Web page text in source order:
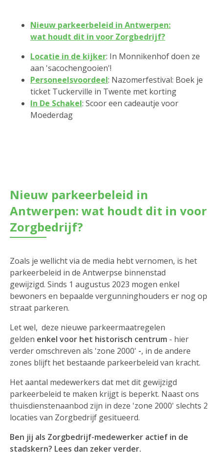
Nieuw parkeerbeleid in Antwerpen:
wat houdt dit in voor Zorgbedrijf?
Locatie in de kijker: In Monnikenhof doen ze
aan 'sacochengooien'!
Personeelsvoordeel: Nazomerfestival: Boek je
ticket Tuckerville in Twente met korting
In De Schakel: Scoor een cadeautje voor
Moederdag
Nieuw parkeerbeleid in
Antwerpen: wat houdt dit in voor
Zorgbedrijf?
Zoals je wellicht via de media hebt vernomen, is het
parkeerbeleid in de Antwerpse binnenstad
gewijzigd. Sinds 1 augustus 2023 mogen enkel
bewoners en bepaalde vergunninghouders er nog op
straat parkeren.
Let wel, deze nieuwe parkeermaatregelen
gelden enkel voor het historisch centrum - hier
verder omschreven als 'zone 2000' -, in de andere
zones blijft het bestaande parkeerbeleid van kracht.
Het aantal medewerkers dat met dit gewijzigd
parkeerbeleid te maken krijgt is beperkt. Naast ons
thuisdienstenaanbod zijn in deze 'zone 2000' slechts 2
locaties van Zorgbedrijf gesitueerd.
Ben jij als Zorgbedrijf-medewerker actief in de
stadskern? Lees dan zeker verder.